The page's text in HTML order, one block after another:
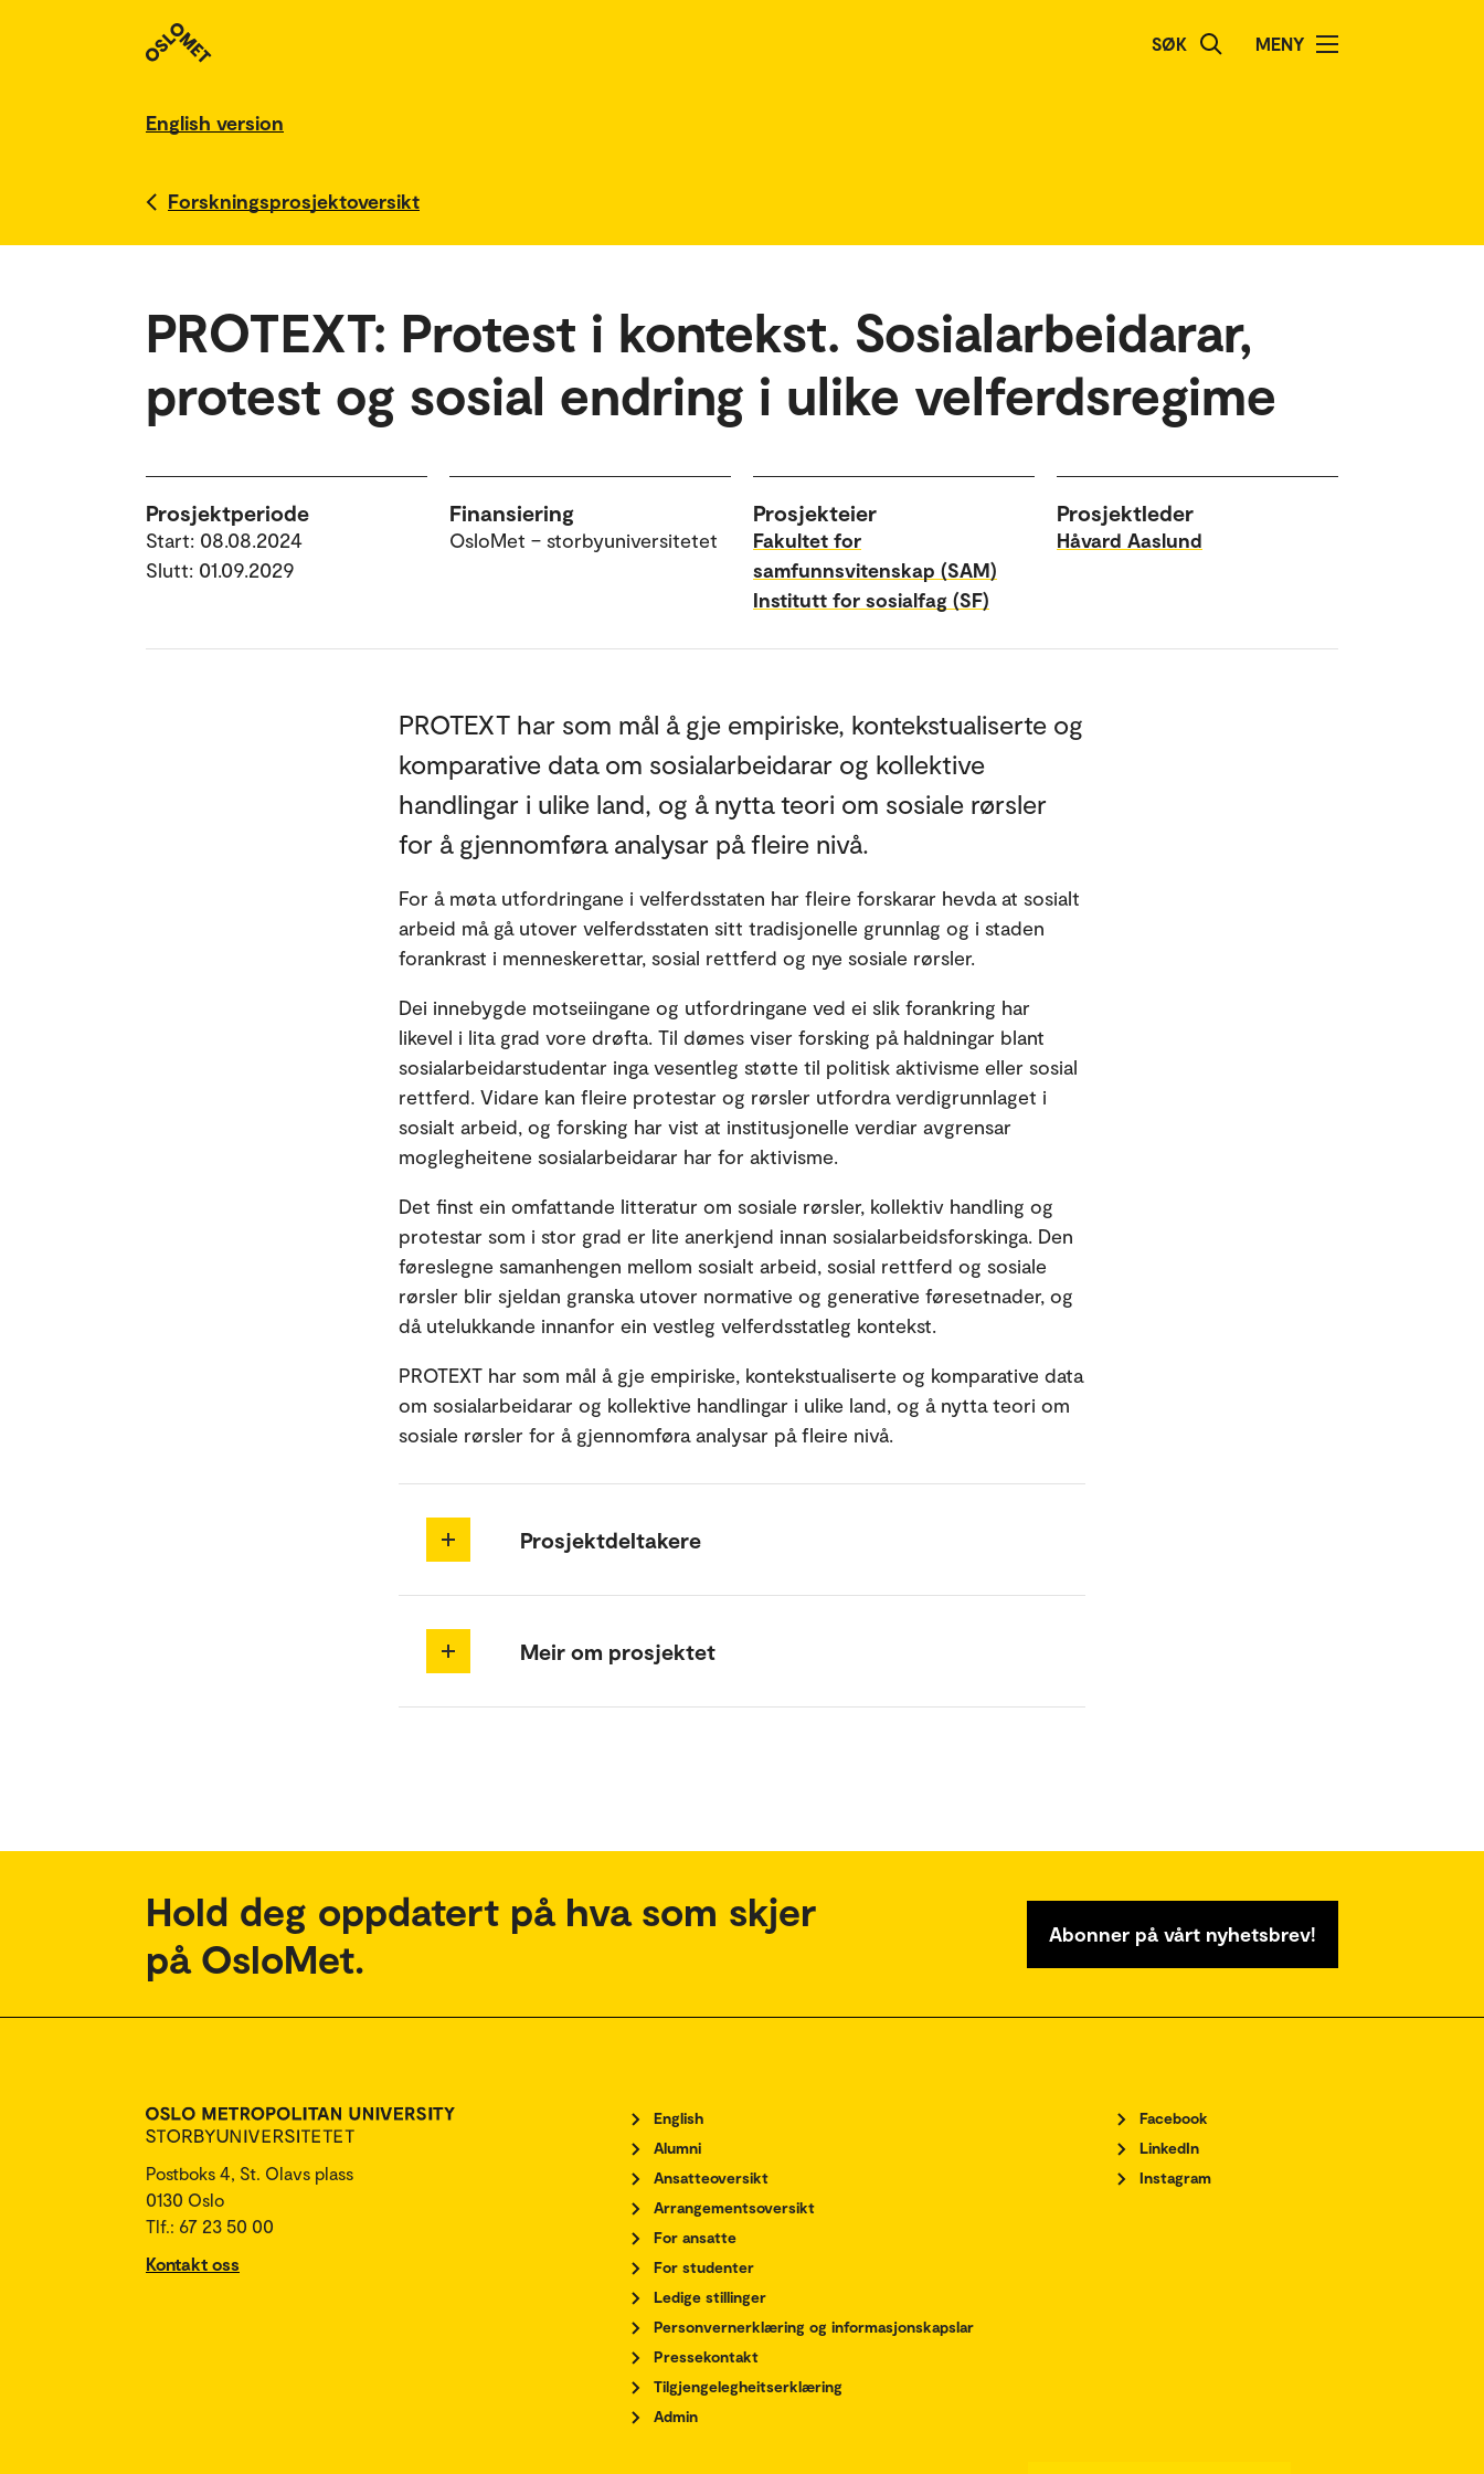
SØK MENY
English version
Forskningsprosjektoversikt
PROTEXT: Protest i kontekst. Sosialarbeidarar,
protest og sosial endring i ulike velferdsregime
Prosjektperiode
Start: 08.08.2024
Slutt: 01.09.2029
Finansiering
OsloMet – storbyuniversitetet
Prosjekteier
Fakultet for
samfunnsvitenskap (SAM)
Institutt for sosialfag (SF)
Prosjektleder
Håvard Aaslund
PROTEXT har som mål å gje empiriske, kontekstualiserte og
komparative data om sosialarbeidarar og kollektive
handlingar i ulike land, og å nytta teori om sosiale rørsler
for å gjennomføra analysar på fleire nivå.
For å møta utfordringane i velferdsstaten har fleire forskarar hevda at sosialt
arbeid må gå utover velferdsstaten sitt tradisjonelle grunnlag og i staden
forankrast i menneskerettar, sosial rettferd og nye sosiale rørsler.
Dei innebygde motseiingane og utfordringane ved ei slik forankring har
likevel i lita grad vore drøfta. Til dømes viser forsking på haldningar blant
sosialarbeidarstudentar inga vesentleg støtte til politisk aktivisme eller sosial
rettferd. Vidare kan fleire protestar og rørsler utfordra verdigrunnlaget i
sosialt arbeid, og forsking har vist at institusjonelle verdiar avgrensar
moglegheitene sosialarbeidarar har for aktivisme.
Det finst ein omfattande litteratur om sosiale rørsler, kollektiv handling og
protestar som i stor grad er lite anerkjend innan sosialarbeidsforskinga. Den
føreslegne samanhengen mellom sosialt arbeid, sosial rettferd og sosiale
rørsler blir sjeldan granska utover normative og generative føresetnader, og
då utelukkande innanfor ein vestleg velferdsstatleg kontekst.
PROTEXT har som mål å gje empiriske, kontekstualiserte og komparative data
om sosialarbeidarar og kollektive handlingar i ulike land, og å nytta teori om
sosiale rørsler for å gjennomføra analysar på fleire nivå.
Prosjektdeltakere
Meir om prosjektet
Hold deg oppdatert på hva som skjer
på OsloMet.
Abonner på vårt nyhetsbrev!
Postboks 4, St. Olavs plass
0130 Oslo
Tlf.: 67 23 50 00
Kontakt oss
English
Alumni
Ansatteoversikt
Arrangementsoversikt
For ansatte
For studenter
Ledige stillinger
Personvernerklæring og informasjonskapslar
Pressekontakt
Tilgjengelegheitserklæring
Admin
Facebook
LinkedIn
Instagram